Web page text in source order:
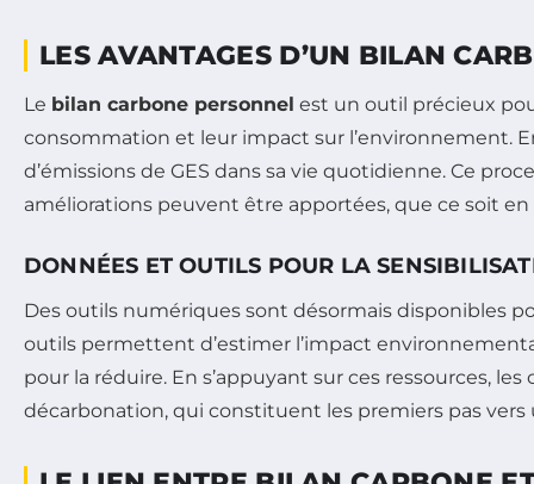
LES AVANTAGES D’UN BILAN
Le bilan carbone personnel est un outil précieux
consommation et leur impact sur l’environnement.
d’émissions de GES dans sa vie quotidienne. Ce
améliorations peuvent être apportées, que ce soit
DONNÉES ET OUTILS POUR LA
Des outils numériques sont désormais disponibles
outils permettent d’estimer l’impact
pour la réduire. En s’appuyant sur ces ressources,
décarbonation, qui constituent les premiers pas vers